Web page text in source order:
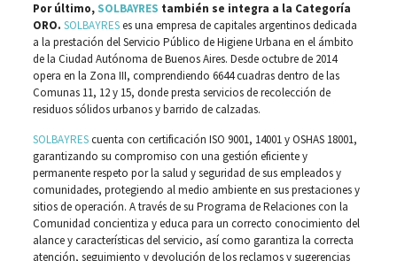
Por último, SOLBAYRES también se integra a la Categoría
ORO. SOLBAYRESes una empresa de capitales argentinos dedicada
a la prestación del Servicio Público de Higiene Urbana en el ámbito
de la Ciudad Autónoma de Buenos Aires. Desde octubre de 2014
opera en la Zona III, comprendiendo 6644 cuadras dentro de las
Comunas 11, 12 y 15, donde presta servicios de recolección de
residuos sólidos urbanos y barrido de calzadas.
SOLBAYREScuenta con certificación ISO 9001, 14001 y OSHAS 18001,
garantizando su compromiso con una gestión eficiente y
permanente respeto por la salud y seguridad de sus empleados y
comunidades, protegiendo al medio ambiente en sus prestaciones y
sitios de operación. A través de su Programa de Relaciones con la
Comunidad concientiza y educa para un correcto conocimiento del
alance y características del servicio, así como garantiza la correcta
atención, seguimiento y devolución de los reclamos y sugerencias